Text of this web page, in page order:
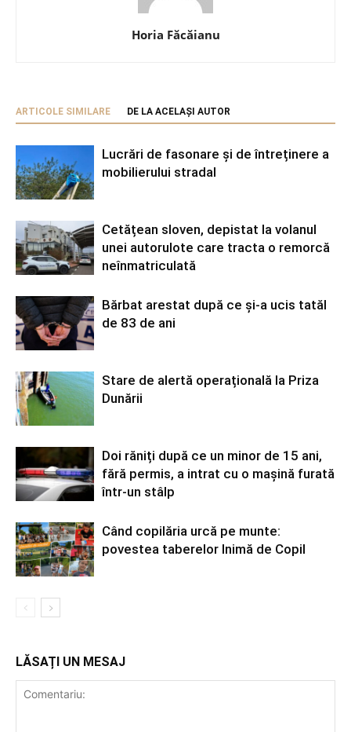
Horia Făcăianu
ARTICOLE SIMILARE DE LA ACELAȘI AUTOR
Lucrări de fasonare și de întreținere a
mobilierului stradal
Cetățean sloven, depistat la volanul
unei autorulote care tracta o remorcă
neînmatriculată
Bărbat arestat după ce și-a ucis tatăl
de 83 de ani
Stare de alertă operațională la Priza
Dunării
Doi răniți după ce un minor de 15 ani,
fără permis, a intrat cu o mașină furată
într-un stâlp
Când copilăria urcă pe munte:
povestea taberelor Inimă de Copil
LĂSAȚI UN MESAJ